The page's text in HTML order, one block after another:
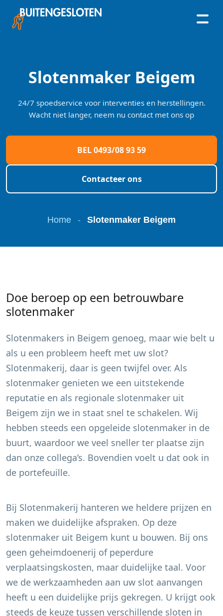
content
Slotenmaker Beigem
24/7 spoedservice voor interventies en herstellingen.
Wacht niet langer, neem nu contact met ons op
BEL 0493/08 93 59
Contacteer ons
Home - Slotenmaker Beigem
Doe beroep op een betrouwbare
slotenmaker
Slotenmakers in Beigem genoeg, maar wie belt u
als u een probleem heeft met uw slot?
Slotenmakerij, daar is geen twijfel over. Als
slotenmaker genieten we een uitstekende
reputatie en als regionale slotenmaker uit
Beigem zijn we in staat snel te schakelen. Wij
hebben steeds een opgeleide slotenmaker in de
buurt, waardoor we veel sneller ter plaatse zijn
dan onze collega’s. Bovendien voelt u dat ook in
de portefeuille.
Bij Slotenmakerij hanteren we heldere prijzen en
maken we duidelijke afspraken. Op deze
slotenmaker uit Beigem kunt u bouwen. Bij ons
geen geheimdoenerij of peperdure
verplaatsingskosten, maar duidelijke taal. Voor
we de werkzaamheden aan uw slot aanvangen
heeft u een duidelijke prijs gekregen. U krijgt ook
steeds de keuze tussen verschillende sloten in